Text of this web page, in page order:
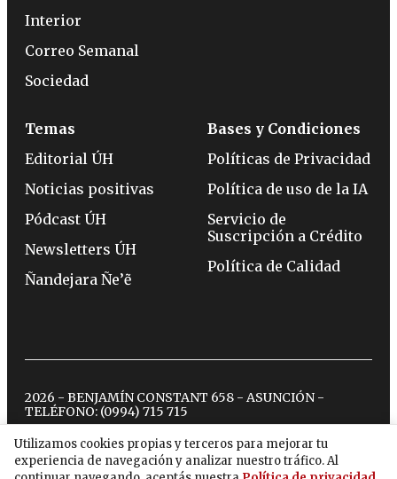
Utilizamos cookies propias y terceros para mejorar tu
experiencia de navegación y analizar nuestro tráfico. Al
Interior
Correo Semanal
Sociedad
Temas
Editorial ÚH
Noticias positivas
Pódcast ÚH
Newsletters ÚH
Ñandejara Ñe’ẽ
Bases y Condiciones
Políticas de Privacidad
Política de uso de la IA
Servicio de
Suscripción a Crédito
Política de Calidad
2026 - BENJAMÍN CONSTANT 658 - ASUNCIÓN -
TELÉFONO: (0994) 715 715
twitterinstagram
facebook
tiktokyoutubespotify